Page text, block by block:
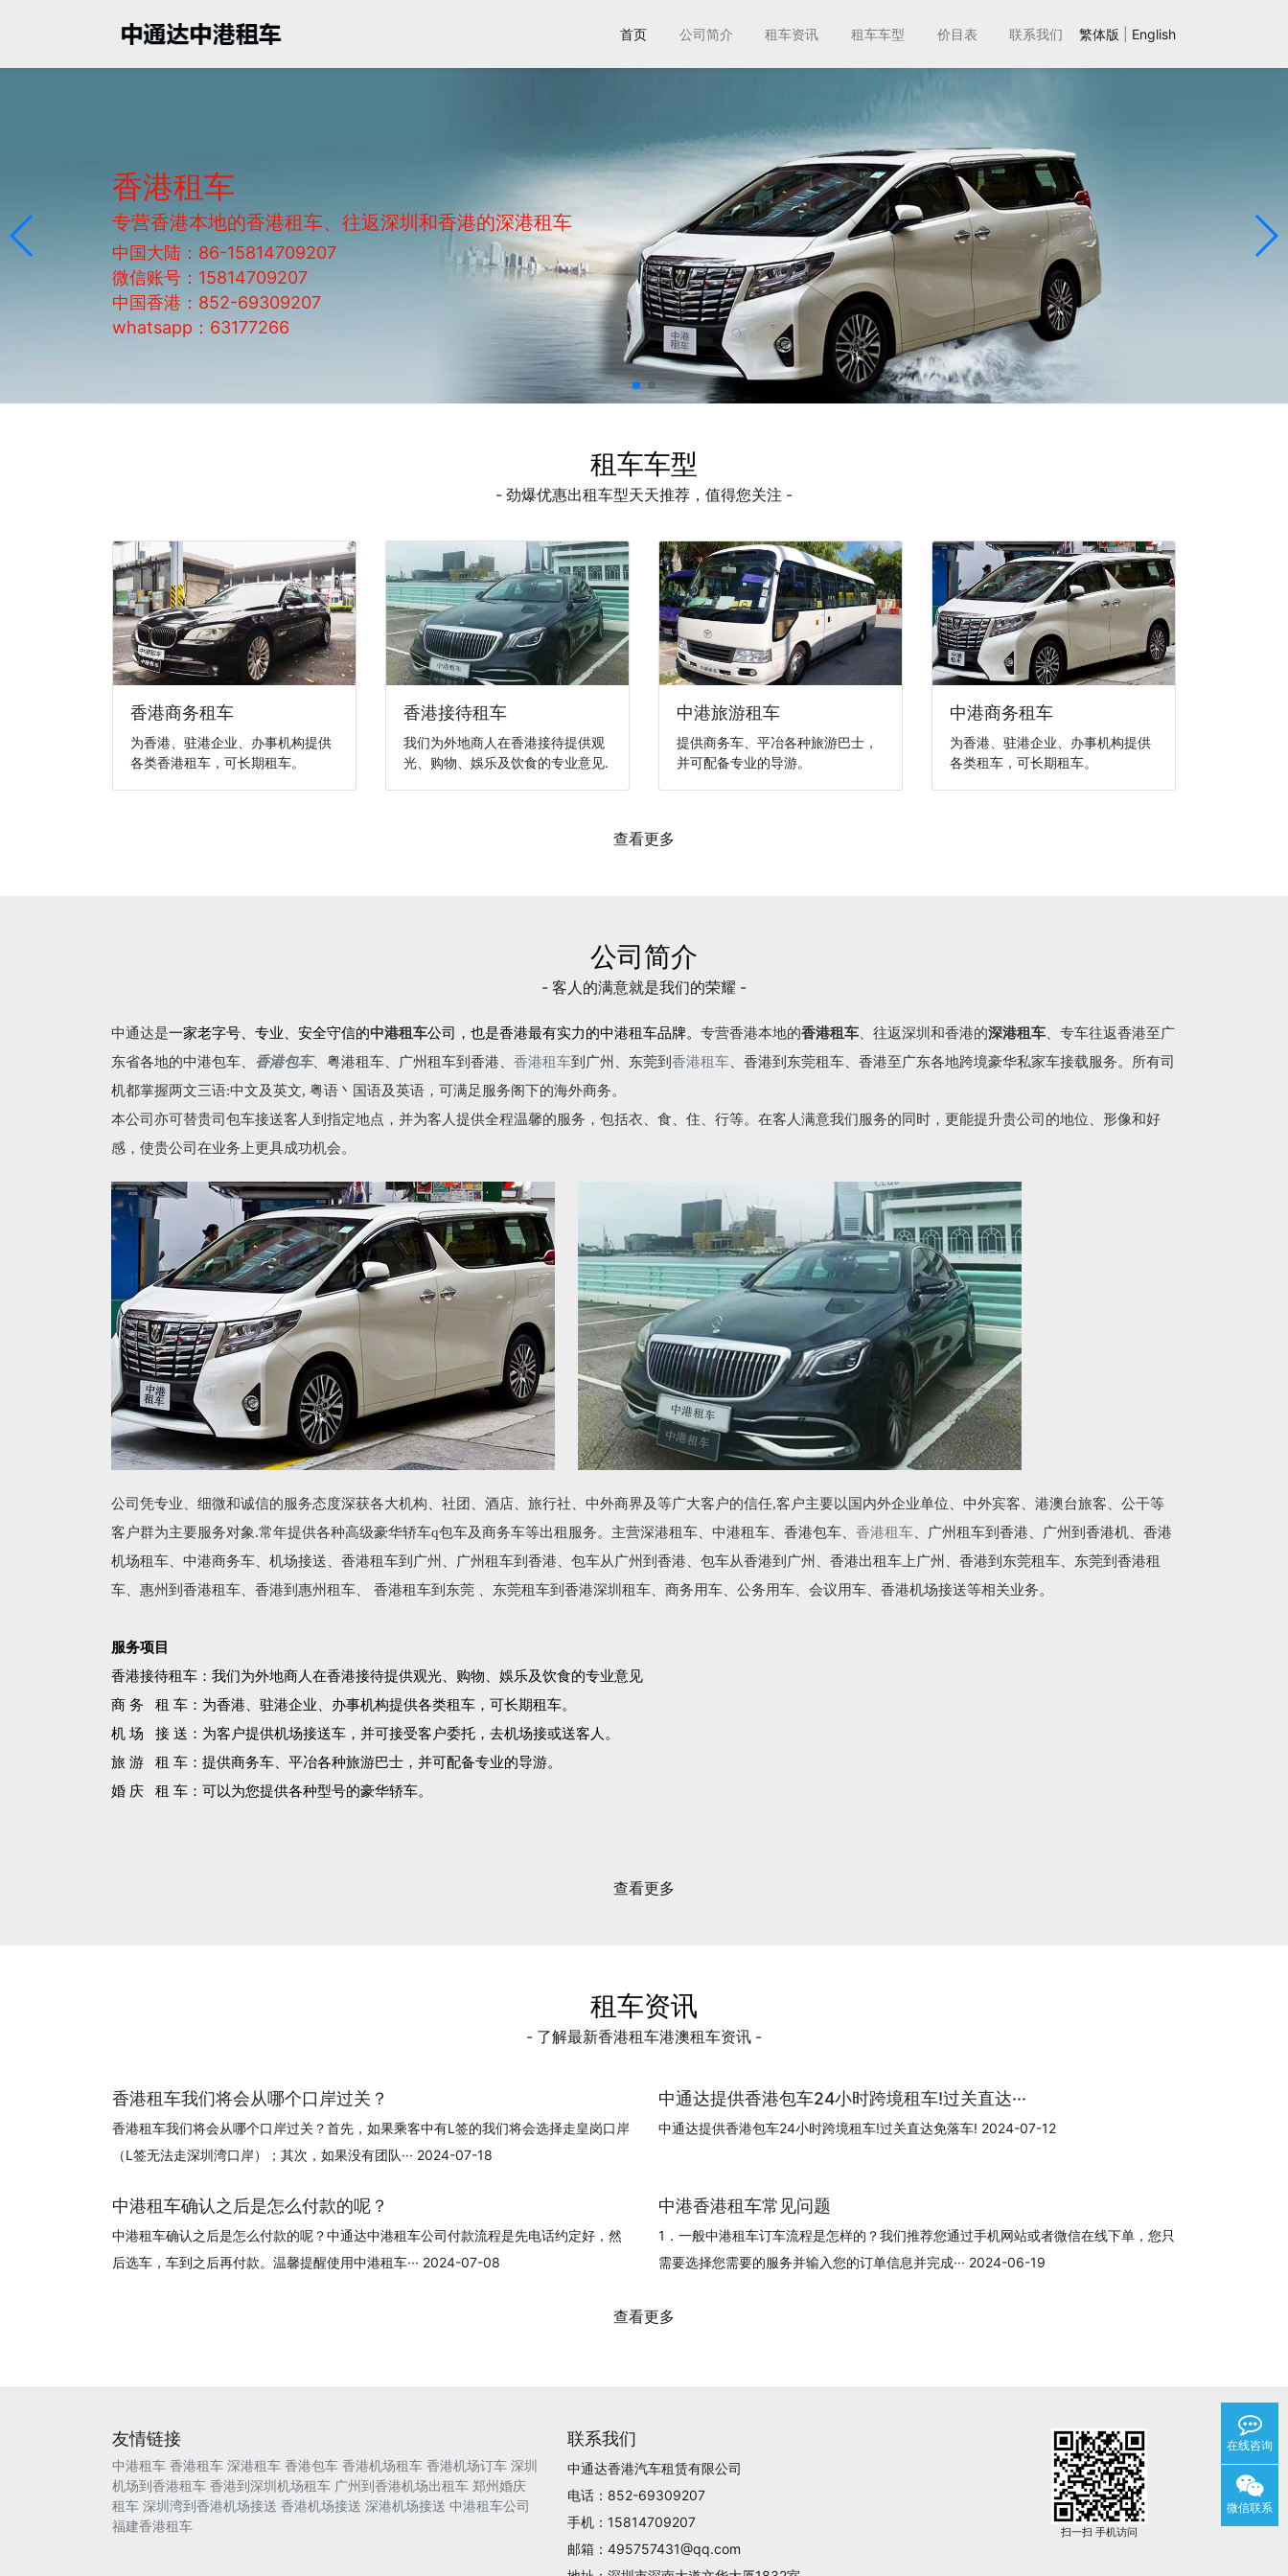
首页 公司简介 租车资讯 租车车型 价目表 联系我们 繁体版 English
香港租车
专营香港本地的香港租车、往返深圳和香港的深港租车
中国大陆：86-15814709207
微信账号：15814709207
中国香港：852-69309207
whatsapp：63177266
租车车型
- 劲爆优惠出租车型天天推荐，值得您关注 -
香港商务租车
为香港、驻港企业、办事机构提供
各类香港租车，可长期租车。
香港接待租车
我们为外地商人在香港接待提供观
光、购物、娛乐及饮食的专业意见.
中港旅游租车
提供商务车、平冶各种旅游巴士，
并可配备专业的导游。
中港商务租车
为香港、驻港企业、办事机构提供
各类租车，可长期租车。
查看更多
公司简介
- 客人的满意就是我们的荣耀 -
中通达是一家老字号、专业、安全守信的中港租车公司，也是香港最有实力的中港租车品牌。 专营香港本地的香港租车 、往返深圳和香港的深港租车 、专车往返香港至广
东省各地的中港包车 香港包车、 粤港租车 、广州租车到香港、 香港租车到广州、东莞到 香港租车 、香港到东莞租车、香港至广东各地跨境豪华私家车接载服务。所有司
机都掌握两文三语:中文及英文, 粤语丶国语及英语，可满足服务阁下的海外商务。
本公司亦可替贵司包车接送客人到指定地点，并为客人提供全程温馨的服务，包括衣、食、住、行等。在客人满意我们服务的同时，更能提升贵公司的地位、形像和好
感，使贵公司在业务上更具成功机会。
公司凭专业、细微和诚信的服务态度深获各大机构、社团、酒店、旅行社、中外商界及等广大客户的信任,客户主要以国内外企业单位、中外宾客、港澳台旅客、公干等
客户群为主要服务对象.常年提供各种高级豪华轿车q包车及商务车等出租服务。主营深港租车、中港租车、香港包车、 香港租车 、广州租车到香港、广州到香港机、香港
机场租车、中港商务车、机场接送、香港租车到广州、广州租车到香港、包车从广州到香港、包车从香港到广州、香港出租车上广州、香港到东莞租车、东莞到香港租
车、惠州到香港租车、香港到惠州租车、 香港租车到东莞 、东莞租车到香港深圳租车、商务用车、公务用车、会议用车、香港机场接送等相关业务。
服务项目
香港接待租车：我们为外地商人在香港接待提供观光、购物、娛乐及饮食的专业意见
商 务 租 车：为香港、驻港企业、办事机构提供各类租车，可长期租车。
机 场 接 送：为客户提供机场接送车，并可接受客户委托，去机场接或送客人。
旅 游 租 车：提供商务车、平冶各种旅游巴士，并可配备专业的导游。
婚 庆 租 车：可以为您提供各种型号的豪华轿车。
查看更多
租车资讯
- 了解最新香港租车港澳租车资讯 -
香港租车我们将会从哪个口岸过关？
香港租车我们将会从哪个口岸过关？首先，如果乘客中有L签的我们将会选择走皇岗口岸
（L签无法走深圳湾口岸）；其次，如果没有团队··· 2024-07-18
中通达提供香港包车24小时跨境租车!过关直达···
中通达提供香港包车24小时跨境租车!过关直达免落车! 2024-07-12
中港租车确认之后是怎么付款的呢？
中港租车确认之后是怎么付款的呢？中通达中港租车公司付款流程是先电话约定好，然
后选车，车到之后再付款。温馨提醒使用中港租车··· 2024-07-08
中港香港租车常见问题
1．一般中港租车订车流程是怎样的？我们推荐您通过手机网站或者微信在线下单，您只
需要选择您需要的服务并输入您的订单信息并完成··· 2024-06-19
查看更多
友情链接
中港租车 香港租车 深港租车 香港包车 香港机场租车 香港机场订车 深圳
机场到香港租车 香港到深圳机场租车 广州到香港机场出租车 郑州婚庆
租车 深圳湾到香港机场接送 香港机场接送 深港机场接送 中港租车公司
福建香港租车
联系我们
中通达香港汽车租赁有限公司
电话：852-69309207
手机：15814709207
邮箱：495757431@qq.com
扫一扫 手机访问
在线咨询
微信联系